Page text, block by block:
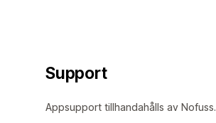
Support
Appsupport tillhandahålls av Nofuss.